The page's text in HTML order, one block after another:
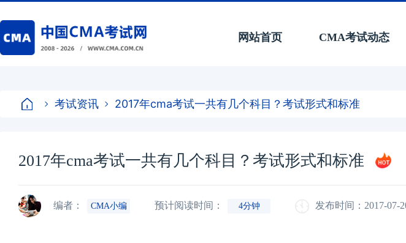
网站首页 CMA考试动态
考试资讯 2017年cma考试一共有几个科目？考试形式和标准
2017年cma考试一共有几个科目？考试形式和标准
编者： CMA小编 预计阅读时间： 4分钟 发布时间：2017-07-